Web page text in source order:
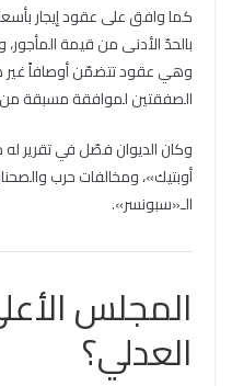
بالحدّ الأدنى من قيمة
وهي عقود تتضمّن أوصافاً غير
الصفقتين لموافقة مسبقة من
وكان الديوان فصّل في تقرير له
أوبتيك»، ومخالفات حرب
الـ«سبونسر».
المجلس
العدلي؟